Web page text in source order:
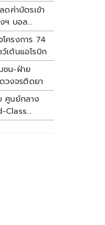
ดค่าบัตรเข้า
ฯ บอล
โครงการ 74
เต้นแอโรบิก
ชน-ฝ่าย
วงจรติดยา
ศูนย์กลาง
Class
ทยโพสต์สุด